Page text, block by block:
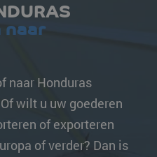
naar
naar Honduras
wilt u uw goederen
of exporteren
of verder? Dan is